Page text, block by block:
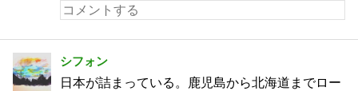
シフォン
日本が詰まっている。鹿児島から北海道までロー